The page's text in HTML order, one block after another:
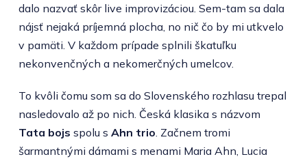
dalo nazvať skôr live improvizáciou. Sem-tam sa dala
nájsť nejaká príjemná plocha, no nič čo by mi utkvelo
v pamäti. V každom prípade splnili škatuľku
nekonvenčných a nekomerčných umelcov.
To kvôli čomu som sa do Slovenského rozhlasu trepal
nasledovalo až po nich. Česká klasika s názvom
Tata bojs spolu s Ahn trio . Začnem tromi
šarmantnými dámami s menami Maria Ahn, Lucia